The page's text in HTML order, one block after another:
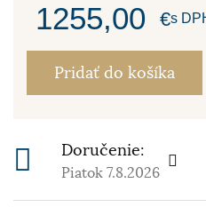
1255,00 €s
Pridať do košíka
Doručenie:
Piatok 7.8.2026